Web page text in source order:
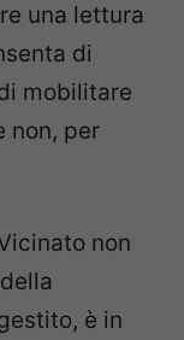
una lettura
di
mobilitare
non, per
non
è in